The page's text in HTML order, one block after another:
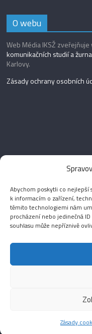
Abychom poskytli co nejlepší
k informacím o zařízení,
těmito technologiemi nám
procházení nebo jedinečná
souhlasu může nepříznivě
Zásady
O webu
Web Média IKSŽ
komunikačních studií a
Karlovy.
Zásady ochrany osobních
Copyright ©
Theme: ColorMag